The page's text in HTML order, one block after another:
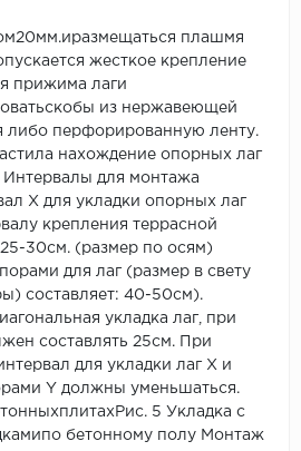
плашмя
жесткое крепление
прижима лаги
из нержавеющей
либо перфорированную ленту.
нахождение опорных лаг
Интервалы для монтажа
X для укладки опорных лаг
крепления террасной
25-30см. (размер по осям)
для лаг (размер в свету
составляет: 40-50см).
укладка лаг, при
составлять 25см. При
для укладки лаг Х и
Y должны уменьшаться.
5 Укладка с
бетонному полу Монтаж